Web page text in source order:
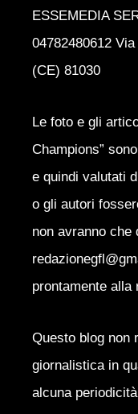
ESSEMEDIA
04782480612
(CE) 81030
Le foto e gli
Champions”
e quindi valutati
o gli autori
non avranno che
prontamente alla
Questo blog non
giornalistica in
alcuna